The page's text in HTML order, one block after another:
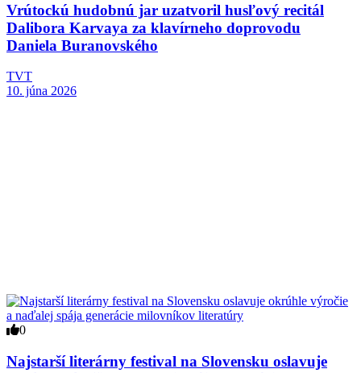
Vrútockú hudobnú jar uzatvoril husľový recitál
Dalibora Karvaya za klavírneho doprovodu
Daniela Buranovského
TVT
10. júna 2026
0
Najstarší literárny festival na Slovensku oslavuje